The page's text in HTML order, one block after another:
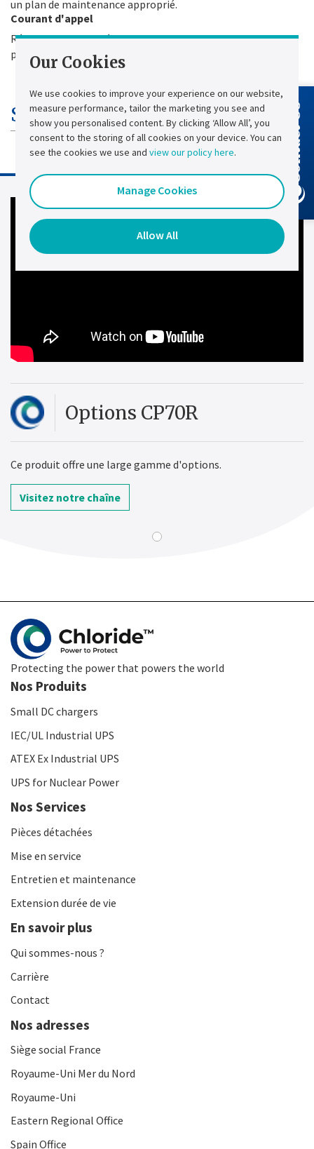
un plan de maintenance approprié.
Courant d'appel
Réduit ≤ 10xIn pour éviter le surdimensionnement de la
protection en amont et le démarrage en 2 étapes.
Spécifications techniques
Options CP70R
Ce produit offre une large gamme d'options.
Visitez notre chaîne
Protecting the power that powers the world
Nos Produits
Small DC chargers
IEC/UL Industrial UPS
ATEX Ex Industrial UPS
UPS for Nuclear Power
Nos Services
Pièces détachées
Mise en service
Entretien et maintenance
Extension durée de vie
En savoir plus
Qui sommes-nous ?
Carrière
Contact
Nos adresses
Siège social France
Royaume-Uni Mer du Nord
Royaume-Uni
Eastern Regional Office
Spain Office
Contact Us
Our Cookies
We use cookies to improve your experience on our website,
measure performance, tailor the marketing you see and
show you personalised content. By clicking ‘Allow All’, you
consent to the storing of all cookies on your device. You can
see the cookies we use and view our policy here.
Manage Cookies
Allow All